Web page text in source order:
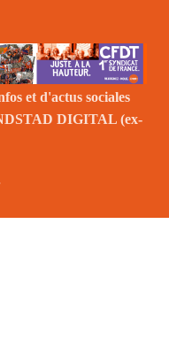
et d'actus sociales
DIGITAL (ex-